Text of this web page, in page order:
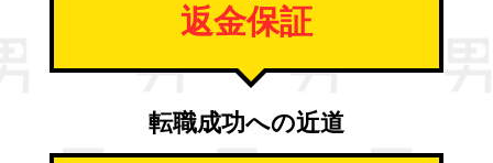
返金保証
転職成功への近道